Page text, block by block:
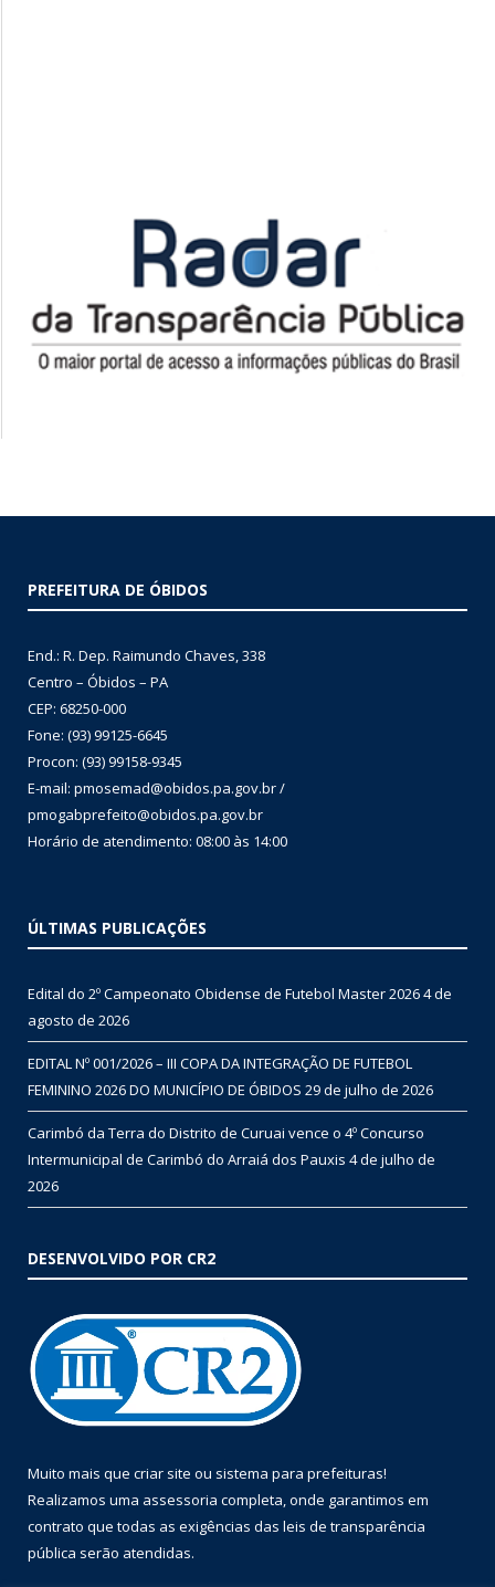
PREFEITURA DE ÓBIDOS
End.: R. Dep. Raimundo Chaves, 338
Centro – Óbidos – PA
CEP: 68250-000
Fone: (93) 99125-6645
Procon: (93) 99158-9345
E-mail: pmosemad@obidos.pa.gov.br /
pmogabprefeito@obidos.pa.gov.br
Horário de atendimento: 08:00 às 14:00
ÚLTIMAS PUBLICAÇÕES
Edital do 2º Campeonato Obidense de Futebol Master 20264 de
agosto de 2026
EDITAL Nº 001/2026 – III COPA DA INTEGRAÇÃO DE FUTEBOL
FEMININO 2026 DO MUNICÍPIO DE ÓBIDOS 29 de julho de 2026
Carimbó da Terra do Distrito de Curuai vence o 4º Concurso
Intermunicipal de Carimbó do Arraiá dos Pauxis 4 de julho de
2026
DESENVOLVIDO POR CR2
Muito mais que criar site ou sistema para prefeituras!
Realizamos uma assessoria completa, onde garantimos em
contrato que todas as exigências das leis de transparência
pública serão atendidas.